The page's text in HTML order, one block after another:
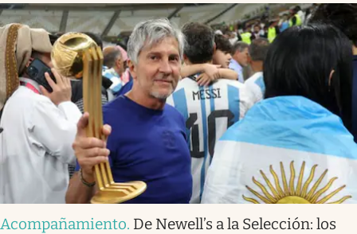
Acompañamiento. De Newell’s a la Selección: los